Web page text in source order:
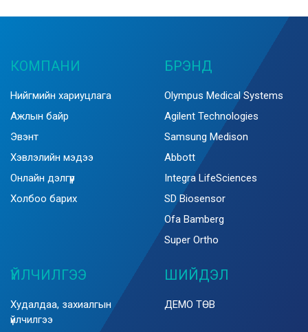
КОМПАНИ
Нийгмийн хариуцлага
Ажлын байр
Эвэнт
Хэвлэлийн мэдээ
Онлайн дэлгүүр
Холбоо барих
БРЭНД
Olympus Medical Systems
Agilent Technologies
Samsung Medison
Abbott
Integra LifeSciences
SD Biosensor
Ofa Bamberg
Super Ortho
ҮЙЛЧИЛГЭЭ
Худалдаа, захиалгын
үйлчилгээ
ШИЙДЭЛ
ДЕМО ТӨВ